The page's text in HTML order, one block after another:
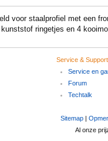
voor staalprofiel met een
ringetjes en 4
Service & Support
Service en
Forum
Techtalk
Sitemap|
Al onze